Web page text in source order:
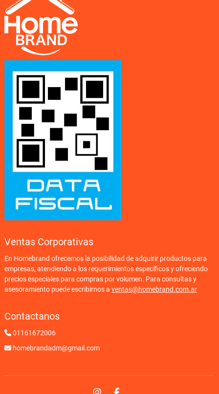
Ventas Corporativas
En Homebrand ofrecemos la posibilidad de adquirir productos para
empresas, atendiendo a los requerimientos específicos y ofreciendo
precios especiales para compras por volumen. Para consultas y
asesoramiento puede escribirnos a ventas@homebrand.com.ar
Contactanos
01161672006
homebrandadm@gmail.com
Instagram
Facebook